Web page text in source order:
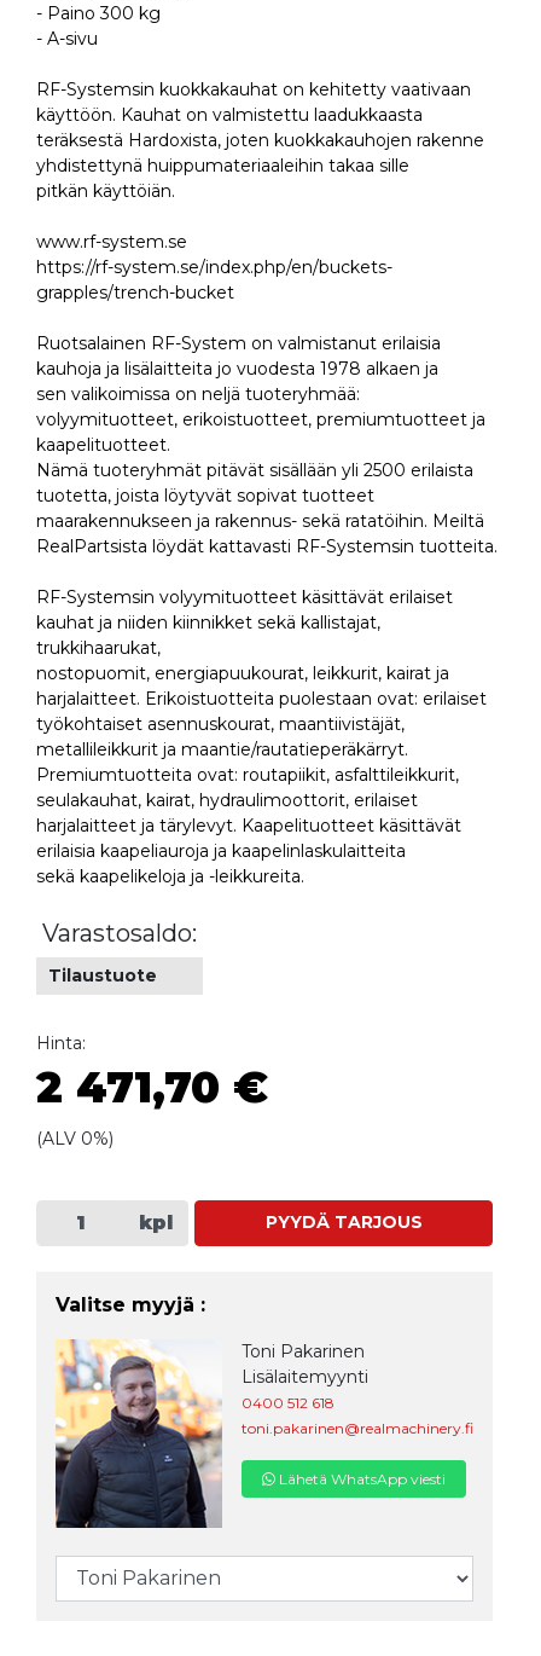
- Paino 300 kg
- A-sivu
RF-Systemsin kuokkakauhat on kehitetty vaativaan
käyttöön. Kauhat on valmistettu laadukkaasta
teräksestä Hardoxista, joten kuokkakauhojen rakenne
yhdistettynä huippumateriaaleihin takaa sille
pitkän käyttöiän.
www.rf-system.se
https://rf-system.se/index.php/en/buckets-
grapples/trench-bucket
Ruotsalainen RF-System on valmistanut erilaisia
kauhoja ja lisälaitteita jo vuodesta 1978 alkaen ja
sen valikoimissa on neljä tuoteryhmää:
volyymituotteet, erikoistuotteet, premiumtuotteet ja
kaapelituotteet.
Nämä tuoteryhmät pitävät sisällään yli 2500 erilaista
tuotetta, joista löytyvät sopivat tuotteet
maarakennukseen ja rakennus- sekä ratatöihin. Meiltä
RealPartsista löydät kattavasti RF-Systemsin tuotteita.
RF-Systemsin volyymituotteet käsittävät erilaiset
kauhat ja niiden kiinnikket sekä kallistajat,
trukkihaarukat,
nostopuomit, energiapuukourat, leikkurit, kairat ja
harjalaitteet. Erikoistuotteita puolestaan ovat: erilaiset
työkohtaiset asennuskourat, maantiivistäjät,
metallileikkurit ja maantie/rautatieperäkärryt.
Premiumtuotteita ovat: routapiikit, asfalttileikkurit,
seulakauhat, kairat, hydraulimoottorit, erilaiset
harjalaitteet ja tärylevyt. Kaapelituotteet käsittävät
erilaisia kaapeliauroja ja kaapelinlaskulaitteita
sekä kaapelikeloja ja -leikkureita.
Varastosaldo:
Tilaustuote
Hinta:
2 471,70 €
(ALV 0%)
kpl PYYDÄ TARJOUS
Valitse myyjä :
Toni Pakarinen
Lisälaitemyynti
0400 512 618
toni.pakarinen@realmachinery.fi
Lähetä WhatsApp viesti